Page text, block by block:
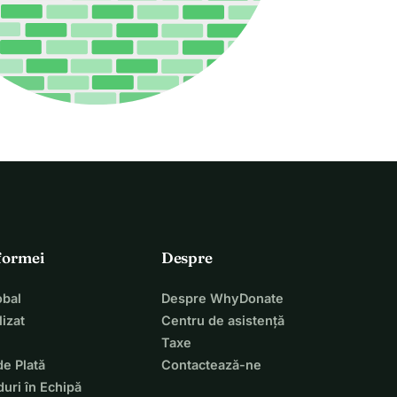
Plată
în Echipă
Despre
Despre WhyDonate
Centru de asistență
Taxe
Contactează-ne